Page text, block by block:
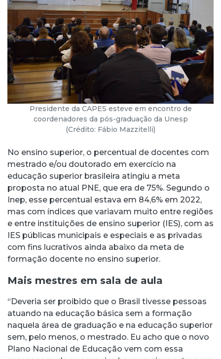
Presidente da CAPES esteve em encontro de
coordenadores da pós-graduação da Unesp
(Crédito: Fábio Mazzitelli)
No ensino superior, o percentual de docentes com
mestrado e/ou doutorado em exercício na
educação superior brasileira atingiu a meta
proposta no atual PNE, que era de 75%. Segundo o
Inep, esse percentual estava em 84,6% em 2022,
mas com índices que variavam muito entre regiões
e entre instituições de ensino superior (IES), com as
IES públicas municipais e especiais e as privadas
com fins lucrativos ainda abaixo da meta de
formação docente no ensino superior.
Mais mestres em sala de aula
“Deveria ser proibido que o Brasil tivesse pessoas
atuando na educação básica sem a formação
naquela área de graduação e na educação superior
sem, pelo menos, o mestrado. Eu acho que o novo
Plano Nacional de Educação vem com essa